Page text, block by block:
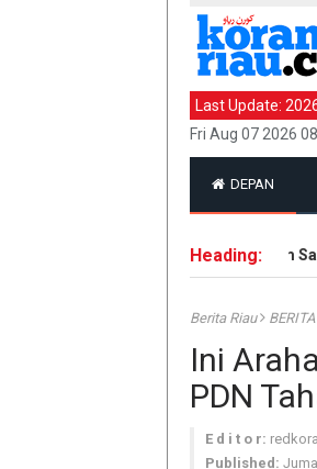
Last Update:
Fri Aug 07 2026
DEPAN
Heading:
Jasad Remaja Tenggelam
Berita Riau
Ini
PDN
E d i t o r:
Published: